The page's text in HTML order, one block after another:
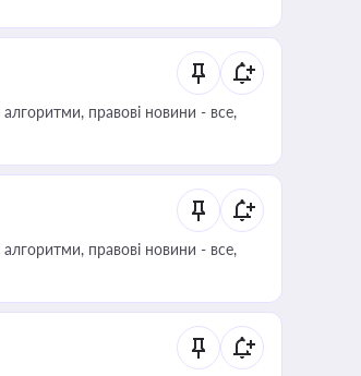
правові новини - все,
правові новини - все,